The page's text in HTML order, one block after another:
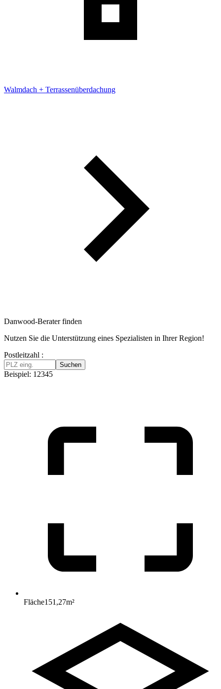
Walmdach + Terrassenüberdachung
Danwood-Berater finden
Nutzen Sie die Unterstützung eines Spezialisten in Ihrer Region!
Postleitzahl :
Suchen
Beispiel: 12345
Fläche151,27m²